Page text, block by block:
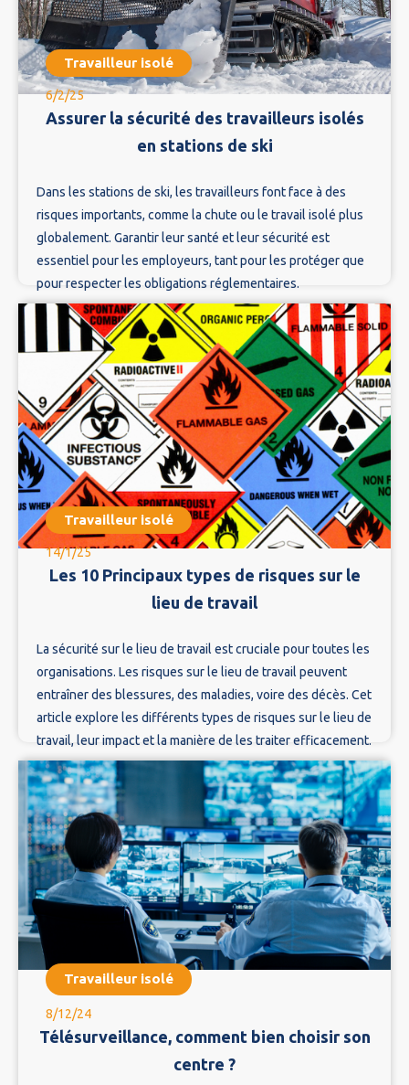
Travailleur isolé
6/2/25
Assurer la sécurité des travailleurs isolés
en stations de ski
Dans les stations de ski, les travailleurs font face à des
risques importants, comme la chute ou le travail isolé plus
globalement. Garantir leur santé et leur sécurité est
essentiel pour les employeurs, tant pour les protéger que
pour respecter les obligations réglementaires.
Travailleur isolé
14/1/25
Les 10 Principaux types de risques sur le
lieu de travail
La sécurité sur le lieu de travail est cruciale pour toutes les
organisations. Les risques sur le lieu de travail peuvent
entraîner des blessures, des maladies, voire des décès. Cet
article explore les différents types de risques sur le lieu de
travail, leur impact et la manière de les traiter efficacement.
Travailleur isolé
8/12/24
Télésurveillance, comment bien choisir son
centre ?